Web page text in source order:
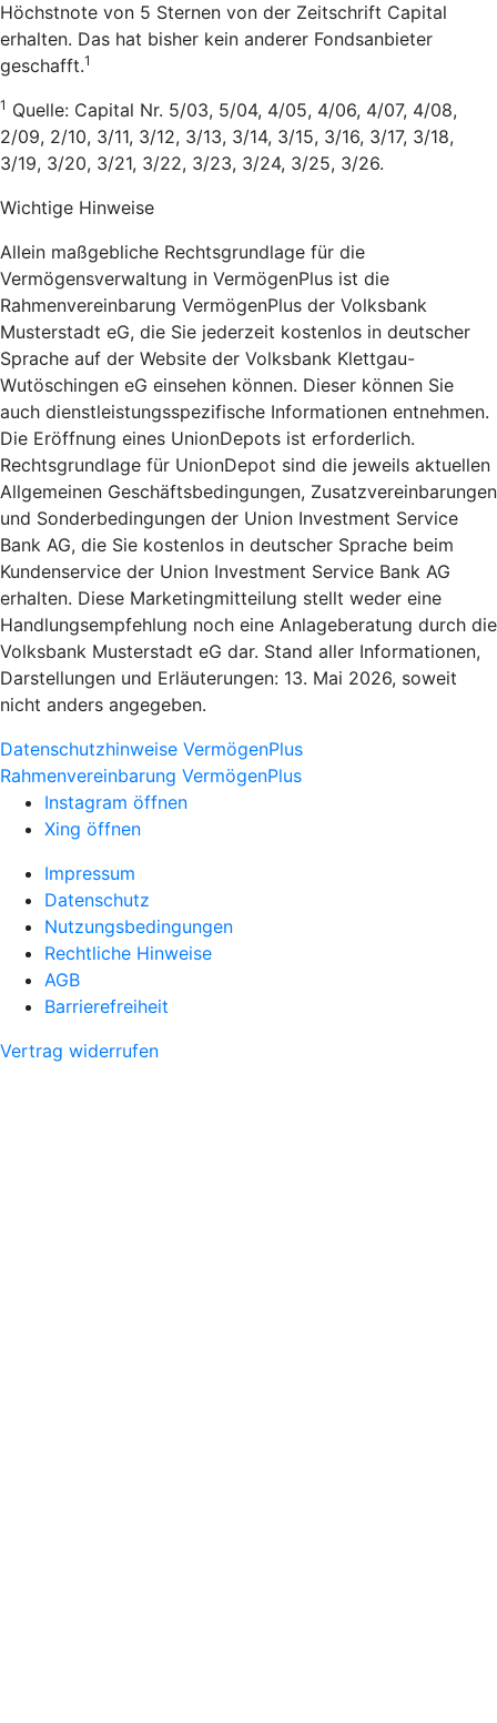
Höchstnote von 5 Sternen von der Zeitschrift Capital
erhalten. Das hat bisher kein anderer Fondsanbieter
geschafft.1
1 Quelle: Capital Nr. 5/03, 5/04, 4/05, 4/06, 4/07, 4/08,
2/09, 2/10, 3/11, 3/12, 3/13, 3/14, 3/15, 3/16, 3/17, 3/18,
3/19, 3/20, 3/21, 3/22, 3/23, 3/24, 3/25, 3/26.
Wichtige Hinweise
Allein maßgebliche Rechtsgrundlage für die
Vermögensverwaltung in VermögenPlus ist die
Rahmenvereinbarung VermögenPlus der Volksbank
Musterstadt eG, die Sie jederzeit kostenlos in deutscher
Sprache auf der Website der Volksbank Klettgau-
Wutöschingen eG einsehen können. Dieser können Sie
auch dienstleistungsspezifische Informationen entnehmen.
Die Eröffnung eines UnionDepots ist erforderlich.
Rechtsgrundlage für UnionDepot sind die jeweils aktuellen
Allgemeinen Geschäftsbedingungen, Zusatzvereinbarungen
und Sonderbedingungen der Union Investment Service
Bank AG, die Sie kostenlos in deutscher Sprache beim
Kundenservice der Union Investment Service Bank AG
erhalten. Diese Marketingmitteilung stellt weder eine
Handlungsempfehlung noch eine Anlageberatung durch die
Volksbank Musterstadt eG dar. Stand aller Informationen,
Darstellungen und Erläuterungen: 13. Mai 2026, soweit
nicht anders angegeben.
Datenschutzhinweise VermögenPlus
Rahmenvereinbarung VermögenPlus
Instagram öffnen
Xing öffnen
Impressum
Datenschutz
Nutzungsbedingungen
Rechtliche Hinweise
AGB
Barrierefreiheit
Vertrag widerrufen